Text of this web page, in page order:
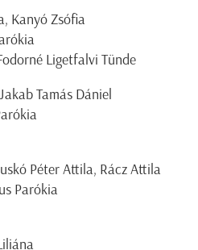
Kanyó Zsófia
Ligetfalvi Tünde
Tamás Dániel
Péter Attila, Rácz Attila
Parókia